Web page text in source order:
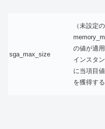
sga_max_size
（未設定
の値が適用
インスタ
に当項目
を獲得する